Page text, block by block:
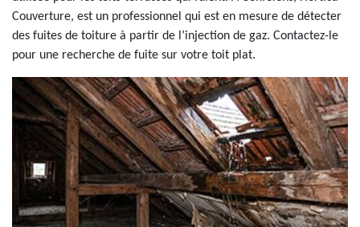
Couverture, est un professionnel qui est en mesure de détecter
des fuites de toiture à partir de l’injection de gaz. Contactez-le
pour une recherche de fuite sur votre toit plat.